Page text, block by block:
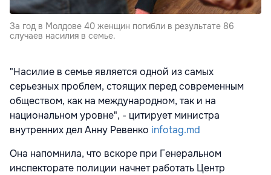
За год в Молдове 40 женщин погибли в результате 86
случаев насилия в семье.
"Насилие в семье является одной из самых
серьезных проблем, стоящих перед современным
обществом, как на международном, так и на
национальном уровне", - цитирует министра
внутренних дел Анну Ревенко infotag.md
Она напомнила, что вскоре при Генеральном
инспекторате полиции начнет работать Центр